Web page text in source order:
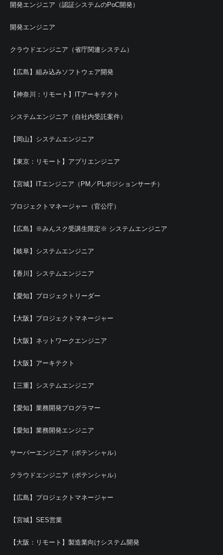
開発エンジニア（認証システムのPoC開発）
開発エンジニア
クラウドエンジニア（省庁関連システム）
【広島】組み込みソフトウェア開発
【神奈川：リモート】ITアーキテクト
システムエンジニア（自社内受託案件）
【岡山】システムエンジニア
【東京：リモート】アプリエンジニア
【宮城】ITエンジニア（PM／PLポジションサーチ）
プロジェクトマネージャー（官公庁）
【広島】※みんスク受講生限定※ システムエンジニア
【岐阜】システムエンジニア
【香川】システムエンジニア
【愛知】プロジェクトリーダー
【大阪】プロジェクトマネージャー
【大阪】ネットワークエンジニア
【大阪】アーキテクト
【三重】システムエンジニア
【愛知】業務開発プログラマー
【愛知】業務開発エンジニア
サーバーエンジニア（ポテンシャル）
クラウドエンジニア（ポテンシャル）
【広島】プロジェクトマネージャー
【宮城】SES営業
【大阪：リモート】製造業向けシステム開発